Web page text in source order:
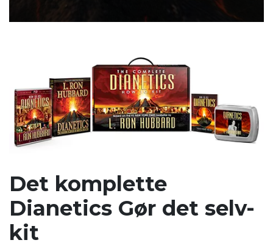
Det komplette
Dianetics Gør det selv-
kit